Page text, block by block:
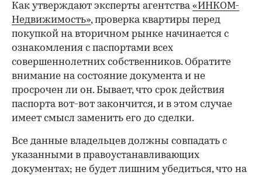
Как утверждают эксперты агентства«ИНКОМ-
Недвижимость», проверка квартиры перед
покупкой на вторичном рынке начинается с
ознакомления с паспортами всех
совершеннолетних собственников. Обратите
внимание на состояние документа и не
просрочен ли он. Бывает, что срок действия
паспорта вот-вот закончится, и в этом случае
имеет смысл заменить его до сделки.
Все данные владельцев должны совпадать с
указанными в правоустанавливающих
документах; не будет лишним убедиться, что на